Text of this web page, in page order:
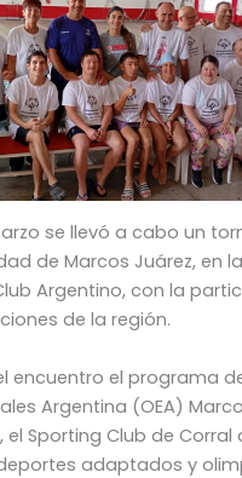
se llevó a cabo un
de Marcos Juárez, en
Argentino, con la
de la región.
encuentro el programa
Argentina (OEA)
el Sporting Club de Corral
adaptados y